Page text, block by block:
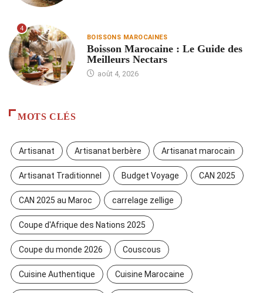
4
BOISSONS MAROCAINES
Boisson Marocaine : Le Guide des
Meilleurs Nectars
août 4, 2026
MOTS CLÉS
Artisanat Artisanat berbère Artisanat marocain
Artisanat Traditionnel Budget Voyage CAN 2025
CAN 2025 au Maroc carrelage zellige
Coupe d'Afrique des Nations 2025
Coupe du monde 2026 Couscous
Cuisine Authentique Cuisine Marocaine